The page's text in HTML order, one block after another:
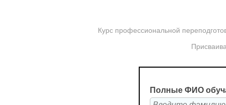
Курс профессиональной
Полные ФИО